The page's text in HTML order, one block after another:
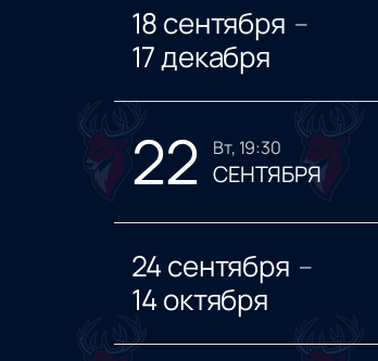
18 сентября —
17 декабря
22 вт, 19:30
СЕНТЯБРЯ
24 сентября —
14 октября